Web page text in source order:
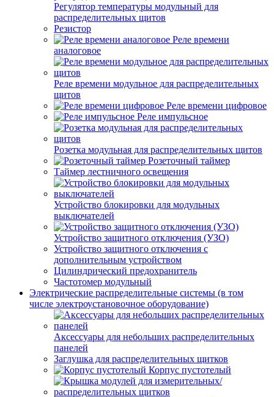
Регулятор температуры модульный для
распределительных щитов
Резистор
Реле времени
аналоговое
Реле времени модульное для распределительных
щитов
Реле времени цифровое
Реле импульсное
Розетка модульная для распределительных щитов
Розеточный таймер
Таймер лестничного освещения
Устройство блокировки для модульных
выключателей
Устройство защитного отключения (УЗО)
Устройство защитного отключения с
дополнительным устройством
Цилиндрический предохранитель
Частотомер модульный
Электрические распределительные системы (в том
числе электроустановочное оборудование)
Аксессуары для небольших распределительных
панелей
Заглушка для распределительных щитков
Корпус пустотелый